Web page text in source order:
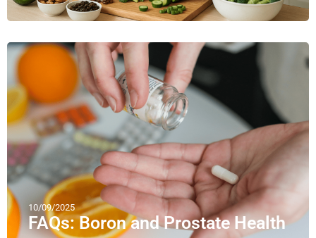
10/09/2025
FAQs: Boron and Prostate Health